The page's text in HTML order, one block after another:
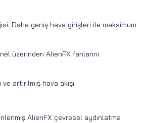
Daha geniş hava girişleri ile maksimum
üzerinden AlienFX fanlarını
artırılmış hava akışı
AlienFX çevresel aydınlatma